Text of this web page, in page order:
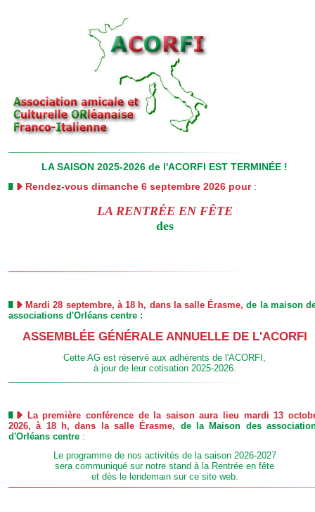
LA SAISON 2025-2026 de l'ACORFI EST TERMINÉE !
Rendez-vous dimanche 6 septembre 2026 pour :
LA RENTRÉE EN FÊTE
des a
Mardi 28 septembre, à 18 h, dans la salle Érasme, de la maison
associations d'Orléans centre :
ASSEMBLÉE GÉNÉRALE ANNUELLE DE L'ACORFI
Cette AG est réservé aux adhérents de l'ACORFI,
à jour de leur cotisation 2025-2026.
La première conférence de la saison aura lieu mardi 13
2026, à 18 h, dans la salle Érasme, de la Maison des
d'Orléans centre :
Le programme de nos activités de la saison 2026-2027
sera communiqué sur notre stand à la Rentrée en fête
et dès le lendemain sur ce site web.